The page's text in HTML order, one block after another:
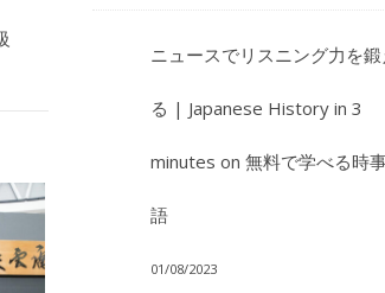
ニュースでリスニング力を鍛
る | Japanese History in 3
minutes on 無料で学べる時
語
01/08/2023